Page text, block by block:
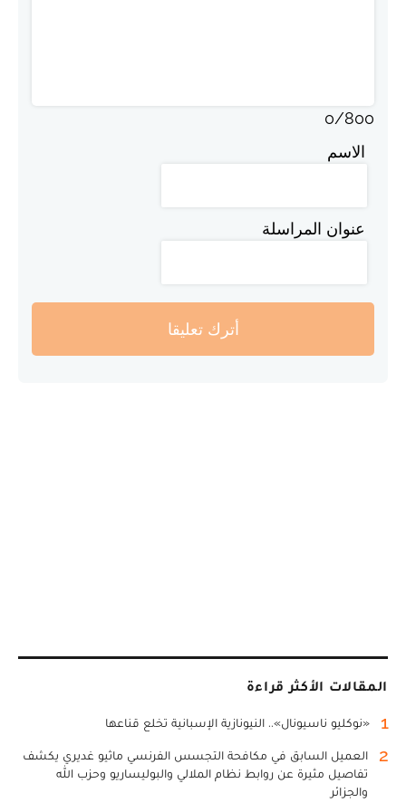
0/800
الاسم
عنوان المراسلة
أترك تعليقا
المقالات الأكثر قراءة
1 «نوكليو ناسيونال».. النيونازية الإسبانية تخلع قناعها
2
العميل السابق في مكافحة التجسس الفرنسي ماثيو غديري يكشف
تفاصيل مثيرة عن روابط نظام الملالي والبوليساريو وحزب الله
والجزائر